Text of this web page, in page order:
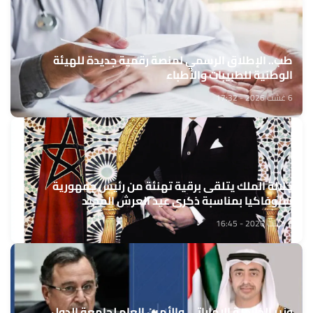
طب.. الإطلاق الرسمي لمنصة رقمية جديدة للهيئة
الوطنية للطبيبات والأطباء
6 غشت 2026 - 17:32
جلالة الملك يتلقى برقية تهنئة من رئيس جمهورية
سلوفاكيا بمناسبة ذكرى عيد العرش المجيد
6 غشت 2026 - 16:45